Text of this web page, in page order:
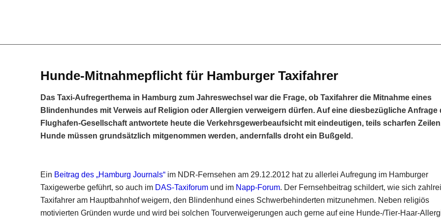
Hunde-Mitnahmepflicht für Hamburger Taxifahrer
Das Taxi-Aufregerthema in Hamburg zum Jahreswechsel war die Frage, ob Taxifahrer die Mitnahme eines
Blindenhundes mit Verweis auf Religion oder Allergien verweigern dürfen. Auf eine diesbezügliche Anfrage
Flughafen-Gesellschaft antwortete heute die Verkehrsgewerbeaufsicht mit eindeutigen, teils scharfen
Hunde müssen grundsätzlich mitgenommen werden, andernfalls droht ein Bußgeld.
Ein Beitrag des „Hamburg Journals“ im NDR-Fernsehen am 29.12.2012 hat zu allerlei Aufregung im Hamburger
Taxigewerbe geführt, so auch im DAS-Taxiforum und im Napp-Forum. Der Fernsehbeitrag schildert, wie sich
Taxifahrer am Hauptbahnhof weigern, den Blindenhund eines Schwerbehinderten mitzunehmen. Neben religiös
motivierten Gründen wurde und wird bei solchen Tourverweigerungen auch gerne auf eine Hunde-/Tier-Haar-